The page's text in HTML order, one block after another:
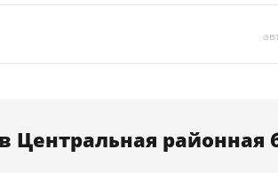
районная